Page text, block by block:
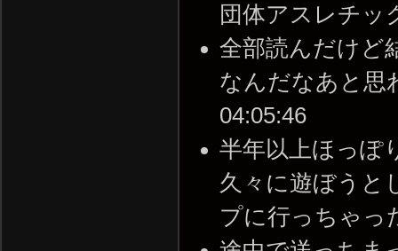
団体アスレチッ
全部読んだけど
なんだなあと思
04:05:46
半年以上ほっぽ
久々に遊ぼうと
プに行っちゃっ